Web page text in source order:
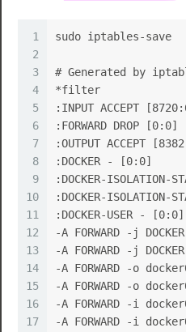
1
2
3
4
5
6
7
8
9
10
11
12
13
14
15
16
17
sudo iptables-save
# Generated by
*filter
:INPUT ACCEPT
:FORWARD DROP [0:0]
:OUTPUT ACCEPT
:DOCKER - [0:0]
:DOCKER-ISOLATION-
:DOCKER-ISOLATION-
:DOCKER-USER - [0:0]
-A FORWARD -j
-A FORWARD -j
-A FORWARD -o
-A FORWARD -o
-A FORWARD -i
-A FORWARD -i